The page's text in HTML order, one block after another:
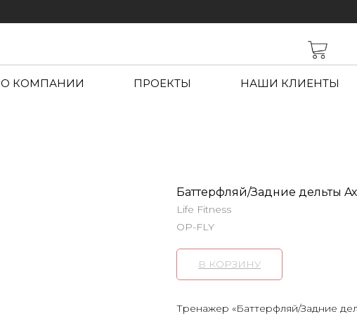
О КОМПАНИИ ПРОЕКТЫ НАШИ КЛИЕНТЫ
Баттерфляй/Задние дельты
Life Fitness
OP-FLY
В КОРЗИНУ
Тренажер «Баттерфляй/Задние